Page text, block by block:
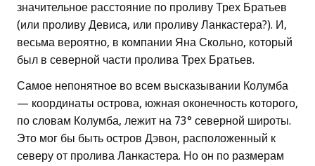
значительное расстояние по проливу Трех Братьев
(или проливу Девиса, или проливу Ланкастера?). И,
весьма вероятно, в компании Яна Скольно, который
был в северной части пролива Трех Братьев.
Самое непонятное во всем высказывании Колумба
— координаты острова, южная оконечность которого,
по словам Колумба, лежит на 73° северной широты.
Это мог бы быть остров Дэвон, расположенный к
северу от пролива Ланкастера. Но он по размерам